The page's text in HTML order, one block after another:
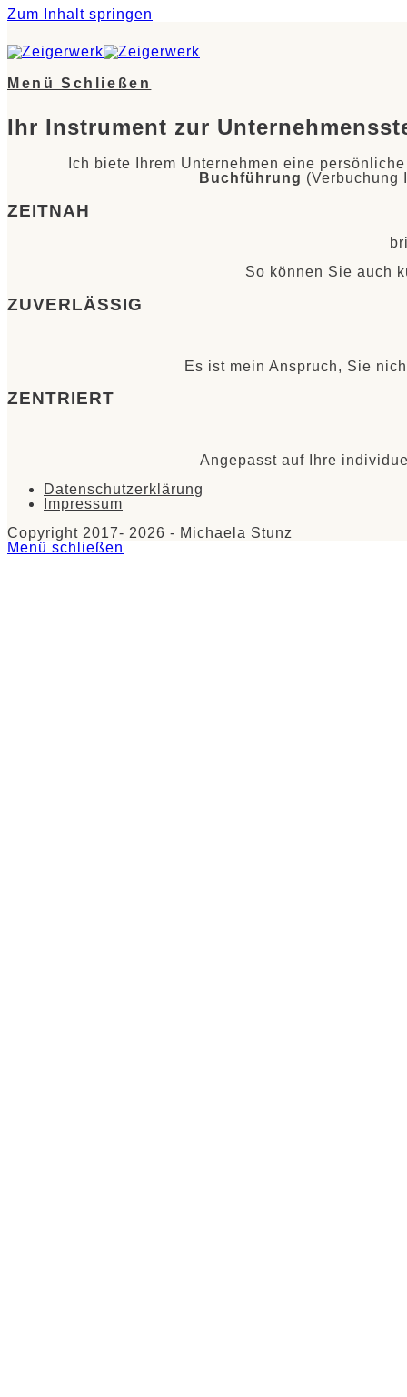
Zum Inhalt springen
Menü Schließen
Ihr Instrument zur
Ich biete Ihrem Unternehmen eine
Buchführung (Verbuchung
ZEITNAH
So können Sie auch
ZUVERLÄSSIG
Es ist mein Anspruch, Sie
ZENTRIERT
Angepasst auf Ihre
Datenschutzerklärung
Impressum
Copyright 2017- 2026 - Michaela Stunz
Menü schließen